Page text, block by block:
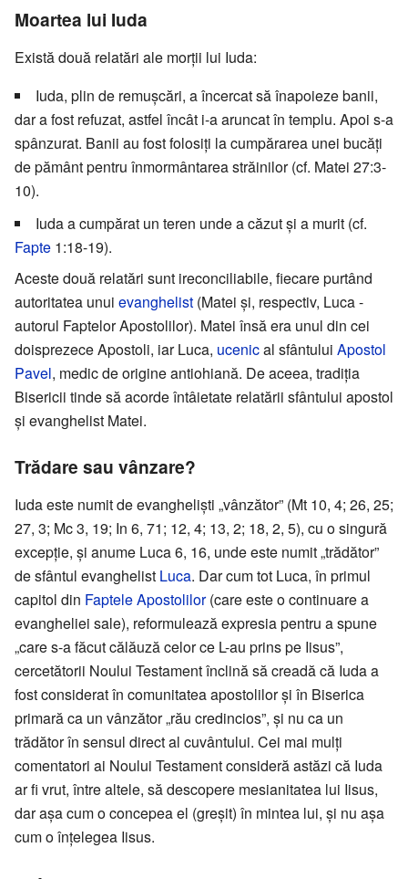
Moartea lui Iuda
Există două relatări ale morţii lui Iuda:
Iuda, plin de remuşcări, a încercat să înapoieze banii,
dar a fost refuzat, astfel încât i-a aruncat în templu. Apoi s-a
spânzurat. Banii au fost folosiţi la cumpărarea unei bucăţi
de pământ pentru înmormântarea străinilor (cf. Matei 27:3-
10).
Iuda a cumpărat un teren unde a căzut şi a murit (cf.
Fapte 1:18-19).
Aceste două relatări sunt ireconciliabile, fiecare purtând
autoritatea unui evanghelist (Matei și, respectiv, Luca -
autorul Faptelor Apostolilor). Matei însă era unul din cei
doisprezece Apostoli, iar Luca, ucenical sfântului Apostol
Pavel, medic de origine antiohiană. De aceea, tradiția
Bisericii tinde să acorde întâietate relatării sfântului apostol
și evanghelist Matei.
Trădare sau vânzare?
Iuda este numit de evangheliști „vânzător” (Mt 10, 4; 26, 25;
27, 3; Mc 3, 19; In 6, 71; 12, 4; 13, 2; 18, 2, 5), cu o singură
excepție, și anume Luca 6, 16, unde este numit „trădător”
de sfântul evanghelist Luca. Dar cum tot Luca, în primul
capitol din Faptele Apostolilor(care este o continuare a
evangheliei sale), reformulează expresia pentru a spune
„care s-a făcut călăuză celor ce L-au prins pe Iisus”,
cercetătorii Noului Testament înclină să creadă că Iuda a
fost considerat în comunitatea apostolilor și în Biserica
primară ca un vânzător „rău credincios”, și nu ca un
trădător în sensul direct al cuvântului. Cei mai mulți
comentatori ai Noului Testament consideră astăzi că Iuda
ar fi vrut, între altele, să descopere mesianitatea lui Iisus,
dar așa cum o concepea el (greșit) în mintea lui, și nu așa
cum o înțelegea Iisus.